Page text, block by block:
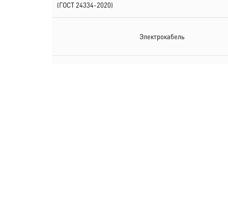
(ГОСТ 24334-2020)
Электрокабель